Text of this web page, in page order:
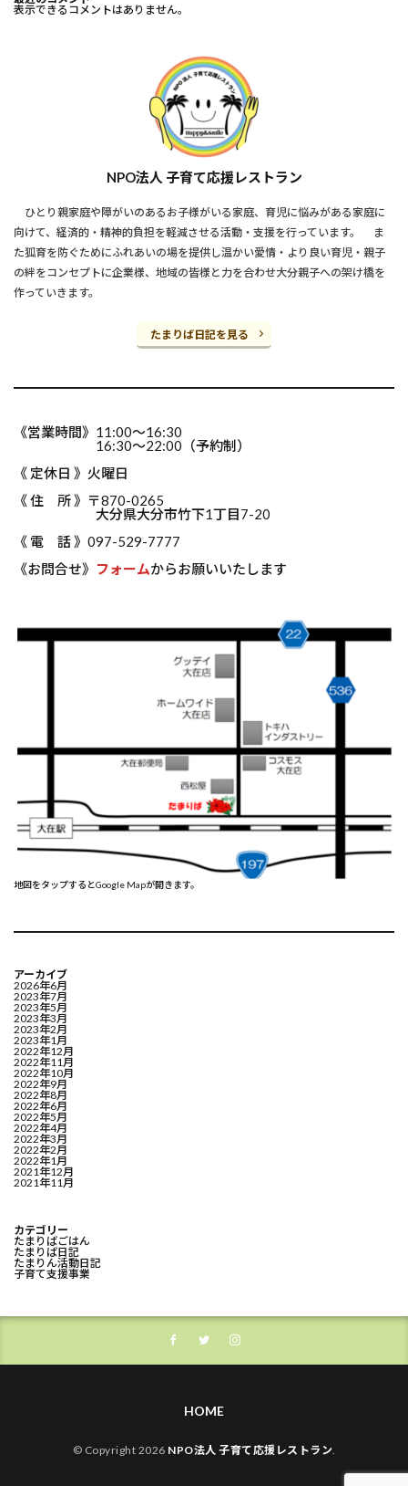
表示できるコメントはありません。
NPO法人 子育て応援レストラン
ひとり親家庭や障がいのあるお子様がいる家庭、育児に悩みがある家庭に
向けて、経済的・精神的負担を軽減させる活動・支援を行っています。 ま
た狐育を防ぐためにふれあいの場を提供し温かい愛情・より良い育児・親子
の絆をコンセプトに企業様、地域の皆様と力を合わせ大分親子への架け橋を
作っていきます。
たまりば日記を見る
《営業時間》11:00～16:30
16:30～22:00（予約制）
《 定休日 》火曜日
《 住 所 》〒870-0265
大分県大分市竹下1丁目7-20
《 電 話 》097-529-7777
《お問合せ》 フォームからお願いいたします
地図をタップするとGoogle Mapが開きます。
アーカイブ
2026年6月
2023年7月
2023年5月
2023年3月
2023年2月
2023年1月
2022年12月
2022年11月
2022年10月
2022年9月
2022年8月
2022年6月
2022年5月
2022年4月
2022年3月
2022年2月
2022年1月
2021年12月
2021年11月
カテゴリー
たまりばごはん
たまりば日記
たまりん活動日記
子育て支援事業
HOME
© Copyright 2026 NPO法人 子育て応援レストラン